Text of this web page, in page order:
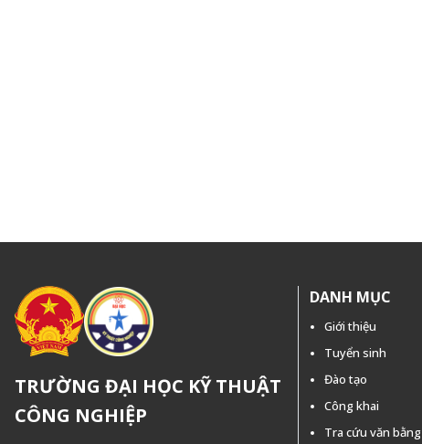
TRƯỜNG ĐẠI HỌC KỸ THUẬT
CÔNG NGHIỆP
DANH MỤC
Giới thiệu
Tuyển sinh
Đào tạo
Công khai
Tra cứu văn bằng